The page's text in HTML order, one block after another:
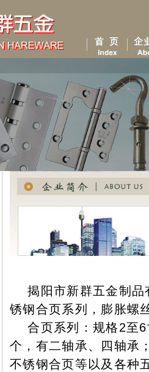
揭阳市新群五金制品
锈钢合页系列，膨胀螺
合页系列：规格2至6
个，有二轴承、四轴承
不锈钢合页等以及各种